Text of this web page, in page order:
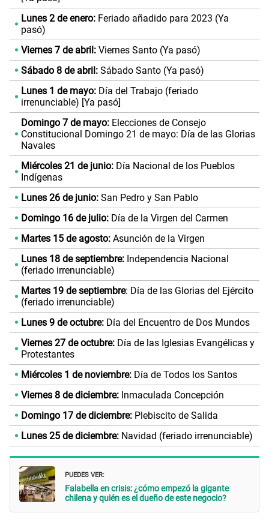
Lunes 2 de enero: Feriado añadido para 2023 (Ya
pasó)
Viernes 7 de abril:Viernes Santo (Ya pasó)
Sábado 8 de abril:Sábado Santo (Ya pasó)
Lunes 1 de mayo: Día del Trabajo (feriado
irrenunciable) [Ya pasó]
Domingo 7 de mayo:Elecciones de Consejo
Constitucional Domingo 21 de mayo: Día de las Glorias
Navales
Miércoles 21 de junio:Día Nacional de los Pueblos
Indígenas
Lunes 26 de junio: San Pedro y San Pablo
Domingo 16 de julio: Día de la Virgen del Carmen
Martes 15 de agosto: Asunción de la Virgen
Lunes 18 de septiembre:Independencia Nacional
(feriado irrenunciable)
Martes 19 de septiembre: Día de las Glorias del Ejército
(feriado irrenunciable)
Lunes 9 de octubre:Día del Encuentro de Dos Mundos
Viernes 27 de octubre:Día de las Iglesias Evangélicas y
Protestantes
Miércoles 1 de noviembre:Día de Todos los Santos
Viernes 8 de diciembre:Inmaculada Concepción
Domingo 17 de diciembre:Plebiscito de Salida
Lunes 25 de diciembre:Navidad (feriado irrenunciable)
PUEDES VER:
Falabella en crisis: ¿cómo empezó la gigante
chilena y quién es el dueño de este negocio?